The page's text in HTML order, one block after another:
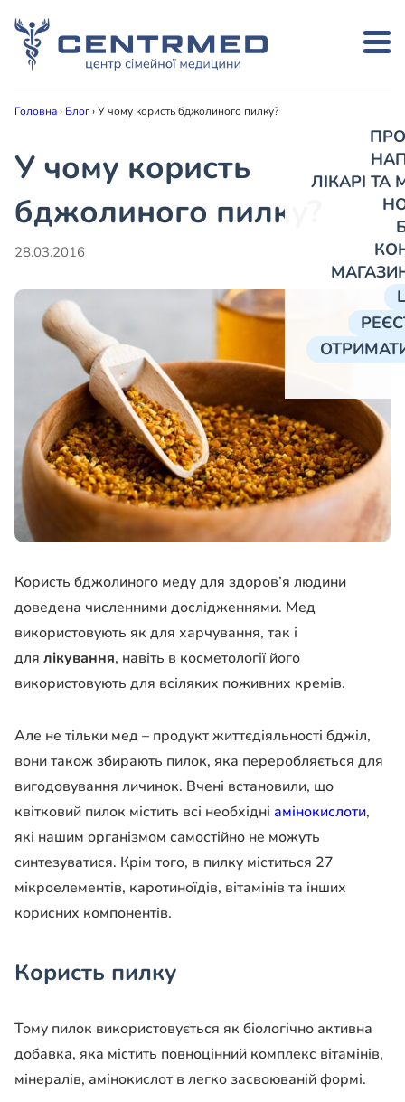
ЛІКАРІ
Головна› Блог›У чому користь бджолиного пилку?
У чому користь
бджолиного пилку?
28.03.2016
Користь бджолиного меду для здоров’я людини
доведена численними дослідженнями. Мед
використовують як для харчування, так і
для лікування, навіть в косметології його
використовують для всіляких поживних кремів.
Але не тільки мед – продукт життєдіяльності бджіл,
вони також збирають пилок, яка переробляється для
вигодовування личинок. Вчені встановили, що
квітковий пилок містить всі необхідні амінокислоти,
які нашим організмом самостійно не можуть
синтезуватися. Крім того, в пилку міститься 27
мікроелементів, каротиноїдів, вітамінів та інших
корисних компонентів.
Користь пилку
Тому пилок використовується як біологічно активна
добавка, яка містить повноцінний комплекс вітамінів,
мінералів, амінокислот в легко засвоюваній формі.